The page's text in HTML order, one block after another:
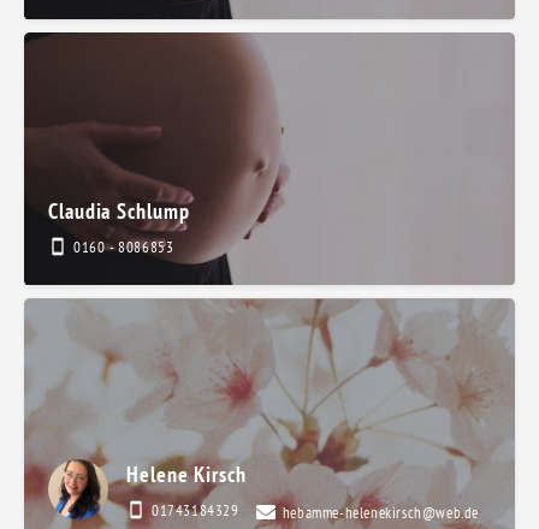
Claudia Schlump
0160 - 8086853
Helene Kirsch
01743184329 hebamme-helenekirsch@web.de